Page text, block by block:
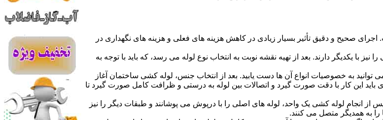
صحیح و دقیق تأثیر بسیار زیادی در کاهش هزینه های فعلی و هزینه های نگهداری در
با یکدیگر دارند. بعد از تهیه نقشه نوبت به انتخاب نوع لوله می رسد، که باید با توجه به
به خصوصیات انواع آن ها دست یابید. بعد از انتخاب جنس، لوله کشی ساختمان آغاز
این کار با دقت صورت گیرد و اتصالات بین لوله به درستی و ظرافت کامل صورت گیرد تا
از انجام لوله کشی یک واحد، لوله های اصلی را با درپوش می پوشانند و طبقات دیگر را نیز
را به همدیگر متصل می کنند.